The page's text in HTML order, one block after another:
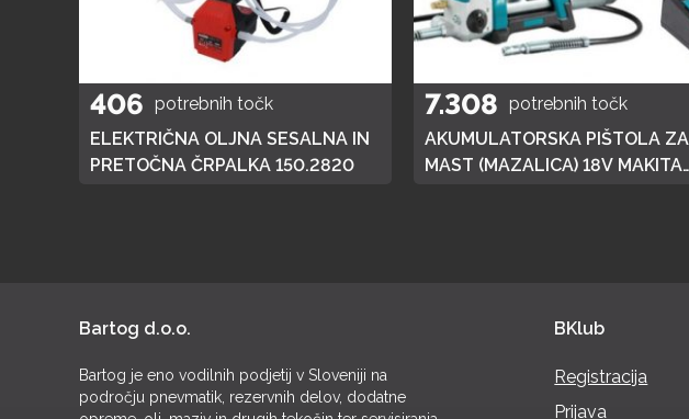
406 potrebnih točk
ELEKTRIČNA OLJNA SESALNA IN
PRETOČNA ČRPALKA 150.2820
7.308 potrebnih točk
AKUMULATORSKA PIŠTOLA ZA
MAST (MAZALICA) 18V MAKITA
Bartog d.o.o.
Bartog je eno vodilnih podjetij v Sloveniji na
področju pnevmatik, rezervnih delov, dodatne
BKlub
Registracija
Prijava